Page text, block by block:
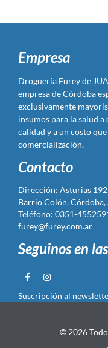
Empresa
Droguería Furey de
empresa de Córdoba
exclusivamente
insumos para la salud
calidad y a un costo
comercialización.
Contacto
Dirección: Asturias
Barrio Colón,
Teléfono: 0351-
furey@furey.com.ar
Seguinos en
Suscripción al
© 2026